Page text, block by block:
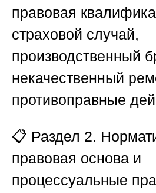
правовая
страховой случай,
производственный
некачественный
противоправные
📋 Раздел 2.
правовая основа и
процессуальные